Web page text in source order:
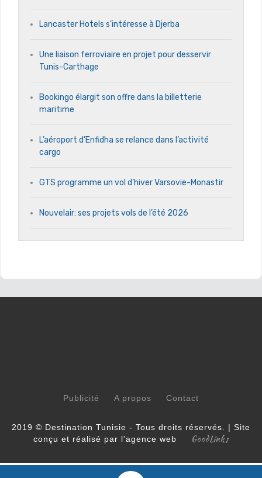
Lancaster Hotels s’intéresse à Djerba
Une liaison ferroviaire en projet pour desservir
Tunis-Carthage
Bookingo élargit son offre dans la billetterie
maritime
L’aéroport d’Enfidha se relance dans l’activité
cargo
GTS programme un vol d’hiver Varsovie-Monastir
Nouvelair: ses projets vols de l’été 2026
Publicité A propos Contact
2019 © Destination Tunisie - Tous droits réservés. | Site
conçu et réalisé par l'agence web
GoodLinks